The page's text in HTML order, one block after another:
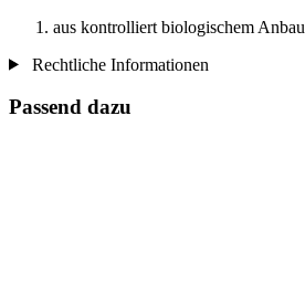
aus kontrolliert biologischem Anbau
Rechtliche Informationen
Passend dazu